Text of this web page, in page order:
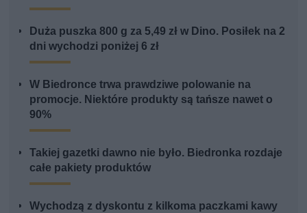
Duża puszka 800 g za 5,49 zł w Dino. Posiłek na 2
dni wychodzi poniżej 6 zł
W Biedronce trwa prawdziwe polowanie na
promocje. Niektóre produkty są tańsze nawet o
90%
Takiej gazetki dawno nie było. Biedronka rozdaje
całe pakiety produktów
Wychodzą z dyskontu z kilkoma paczkami kawy